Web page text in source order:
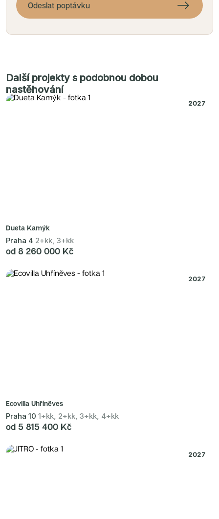
Odeslat poptávku
Další projekty s podobnou dobou
nastěhování
2027
Dueta Kamýk
Praha 4 2+kk, 3+kk
od 8 260 000 Kč
2027
Ecovilla Uhříněves
Praha 10 1+kk, 2+kk, 3+kk, 4+kk
od 5 815 400 Kč
2027